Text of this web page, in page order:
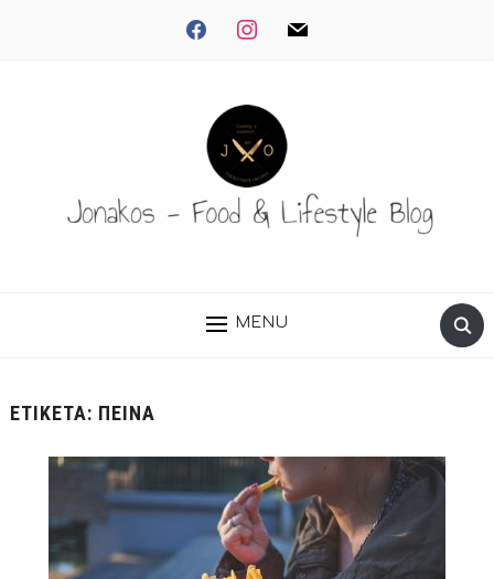
facebookinstagrammail
MENU
ΕΤΙΚΈΤΑ: ΠΕΊΝΑ